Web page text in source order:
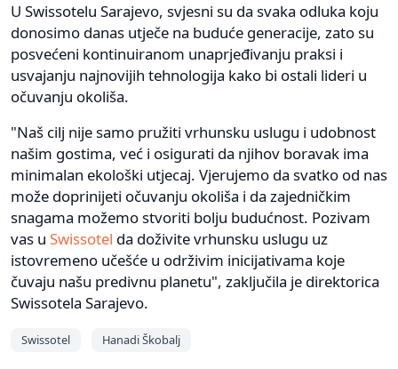
U Swissotelu Sarajevo, svjesni su da svaka odluka koju
donosimo danas utječe na buduće generacije, zato su
posvećeni kontinuiranom unaprjeđivanju praksi i
usvajanju najnovijih tehnologija kako bi ostali lideri u
očuvanju okoliša.
"Naš cilj nije samo pružiti vrhunsku uslugu i udobnost
našim gostima, već i osigurati da njihov boravak ima
minimalan ekološki utjecaj. Vjerujemo da svatko od nas
može doprinijeti očuvanju okoliša i da zajedničkim
snagama možemo stvoriti bolju budućnost. Pozivam
vas u Swissotel da doživite vrhunsku uslugu uz
istovremeno učešće u održivim inicijativama koje
čuvaju našu predivnu planetu", zaključila je direktorica
Swissotela Sarajevo.
Swissotel Hanadi Škobalj